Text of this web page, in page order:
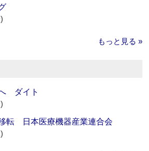
もっと見る »
ダイト
転 日本医療機器産業連合会